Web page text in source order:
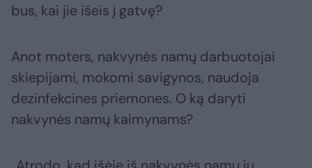
bus, kai jie išeis į gatvę?
Anot moters, nakvynės namų darbuotojai
skiepijami, mokomi savigynos, naudoja
dezinfekcines priemones. O ką daryti
nakvynės namų kaimynams?